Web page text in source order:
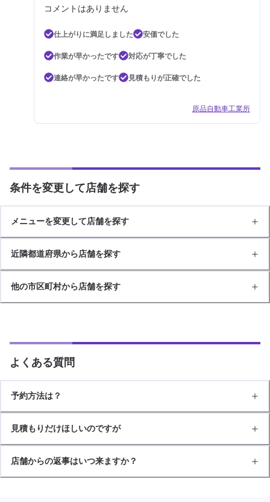
コメントはありません
仕上がりに満足しました
安価でした
作業が早かったです
対応が丁寧でした
連絡が早かったです
見積もりが正確でした
原品自動車工業所
条件を変更して店舗を探す
メニューを変更して店舗を探す
近隣都道府県から店舗を探す
他の市区町村から店舗を探す
よくある質問
予約方法は？
見積もりだけほしいのですが
店舗からの返事はいつ来ますか？